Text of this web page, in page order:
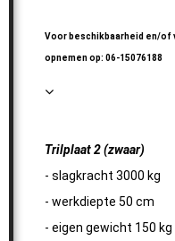
Voor beschikbaarheid en/
opnemen op: 06-15076188
Trilplaat 2 (zwaar)
- slagkracht 3000 kg
- werkdiepte 50 cm
- eigen gewicht 150 kg